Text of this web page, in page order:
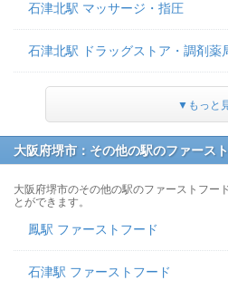
石津北駅 マッサージ・指圧
石津北駅 ドラッグストア・調剤薬
▼もっと
大阪府堺市：その他の駅のファース
大阪府堺市のその他の駅のファーストフー
とができます。
鳳駅 ファーストフード
石津駅 ファーストフード